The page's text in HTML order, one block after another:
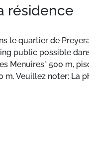
résidence
le quartier de
public possible
Menuires" 500 m,
Veuillez noter: La
maison de